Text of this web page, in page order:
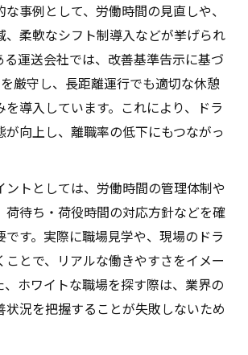
事例として、労働時間の見直しや、
、柔軟なシフト制導入などが挙げられ
る運送会社では、改善基準告示に基づ
厳守し、長距離運行でも適切な休憩
を導入しています。これにより、ドラ
が向上し、離職率の低下にもつながっ
ントとしては、労働時間の管理体制や
荷待ち・荷役時間の対応方針などを確
す。実際に職場見学や、現場のドラ
ことで、リアルな働きやすさをイメー
、ホワイトな職場を探す際は、業界の
状況を把握することが失敗しないため